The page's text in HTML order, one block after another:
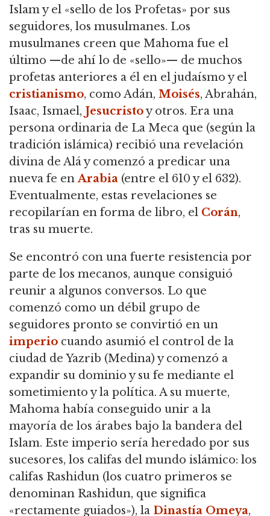
Islam y el «sello de los Profetas» por sus
seguidores, los musulmanes. Los
musulmanes creen que Mahoma fue el
último —de ahí lo de «sello»— de muchos
profetas anteriores a él en el judaísmo y el
cristianismo, como Adán, Moisés, Abrahán,
Isaac, Ismael, Jesucristoy otros. Era una
persona ordinaria de La Meca que (según la
tradición islámica) recibió una revelación
divina de Alá y comenzó a predicar una
nueva fe enArabia (entre el 610 y el 632).
Eventualmente, estas revelaciones se
recopilarían en forma de libro, el Corán,
tras su muerte.
Se encontró con una fuerte resistencia por
parte de los mecanos, aunque consiguió
reunir a algunos conversos. Lo que
comenzó como un débil grupo de
seguidores pronto se convirtió en un
imperio cuando asumió el control de la
ciudad de Yazrib (Medina) y comenzó a
expandir su dominio y su fe mediante el
sometimiento y la política. A su muerte,
Mahoma había conseguido unir a la
mayoría de los árabes bajo la bandera del
Islam. Este imperio sería heredado por sus
sucesores, los califas del mundo islámico: los
califas Rashidun (los cuatro primeros se
denominan Rashidun, que significa
«rectamente guiados»), la Dinastía Omeya,